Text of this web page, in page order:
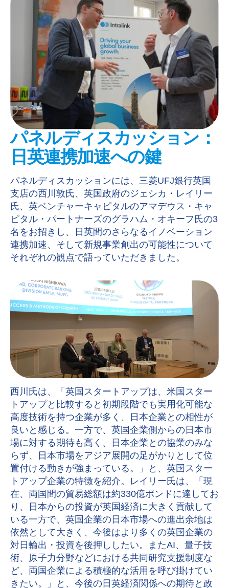
パネルディスカッション：
日英連携加速への鍵
パネルディスカッションには、三菱UFJ銀行英国
支店の西川敦氏、英国政府のジェシカ・レイリー
氏、英ベンチャーキャピタルのアマデウス・キャ
ピタル・パートナーズのグラハム・オキーフ氏の3
名をお招きし、日英間のさらなるイノベーション
連携加速、そして新規事業創出の可能性について
それぞれの観点で語っていただきました。
西川氏は、「英国スタートアップは、米国スター
トアップと比較すると初期段階でも実用化可能な
高度技術を持つ企業が多く、日本企業との相性が
良いと感じる。一方で、英国企業側からの日本市
場に対する期待も高く、日本企業との協業のみな
らず、日本市場をアジア展開の足がかりとして位
置付ける動きが強まっている。」と、英国スター
トアップ企業の特徴を紹介。レイリー氏は、「現
在、両国間の貿易総額は約330億ポンドに達してお
り、日本からの投資が英国経済に大きく貢献して
いる一方で、英国企業の日本市場への進出余地は
依然として大きく、今後はより多くの英国企業の
対日輸出・投資を後押ししたい。またAI、量子技
術、原子力分野などにおける共同研究支援制度な
ど、両国企業による積極的な活用を呼び掛けてい
きたい。」と、今後の日英経済関係への期待と政